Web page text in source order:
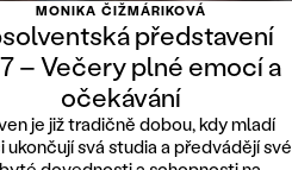
MONIKA ČIŽMÁRIKOVÁ
představení
– Večery plné emocí a
očekávání
je již tradičně dobou, kdy mladí
ukončují svá studia a předvádějí své